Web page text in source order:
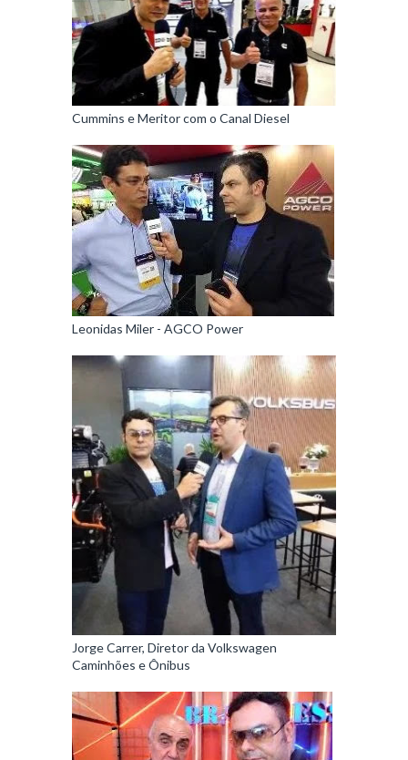
Cummins e Meritor com o Canal Diesel
Leonidas Miler - AGCO Power
Jorge Carrer, Diretor da Volkswagen
Caminhões e Ônibus